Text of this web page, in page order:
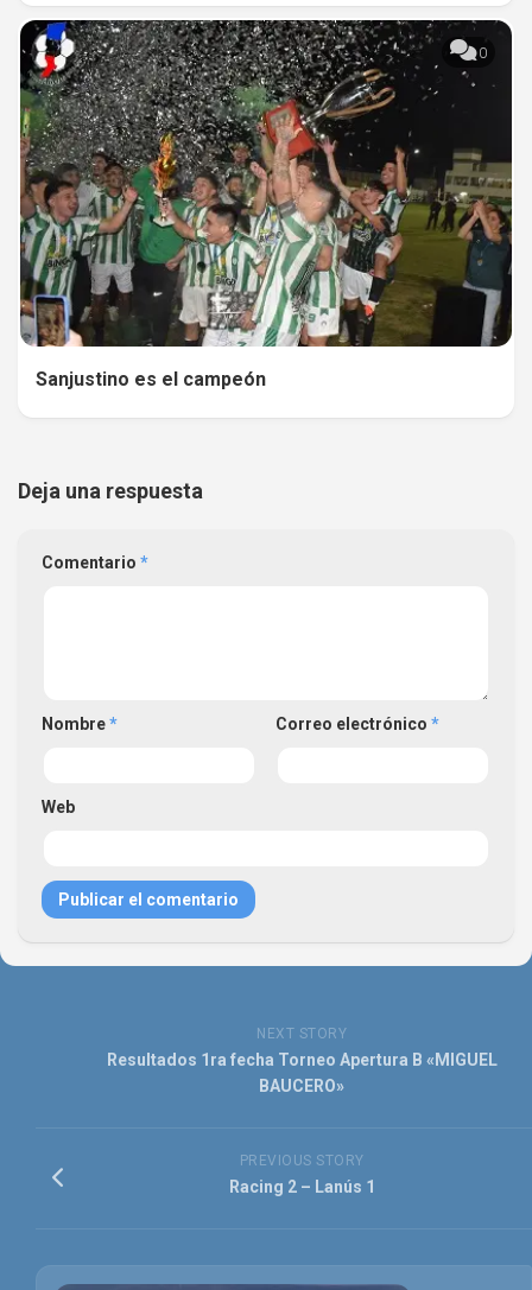
0
Sanjustino es el campeón
Deja una respuesta
Comentario *
Nombre* Correo electrónico *
Web
NEXT STORY
Resultados 1ra fecha Torneo Apertura B «MIGUEL
BAUCERO»
PREVIOUS STORY
Racing 2 – Lanús 1